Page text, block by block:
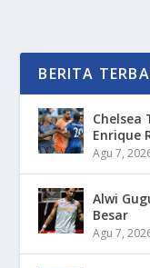
BERITA
Chelsea
Enrique
Agu 7,
Alwi
Besar
Agu 7,